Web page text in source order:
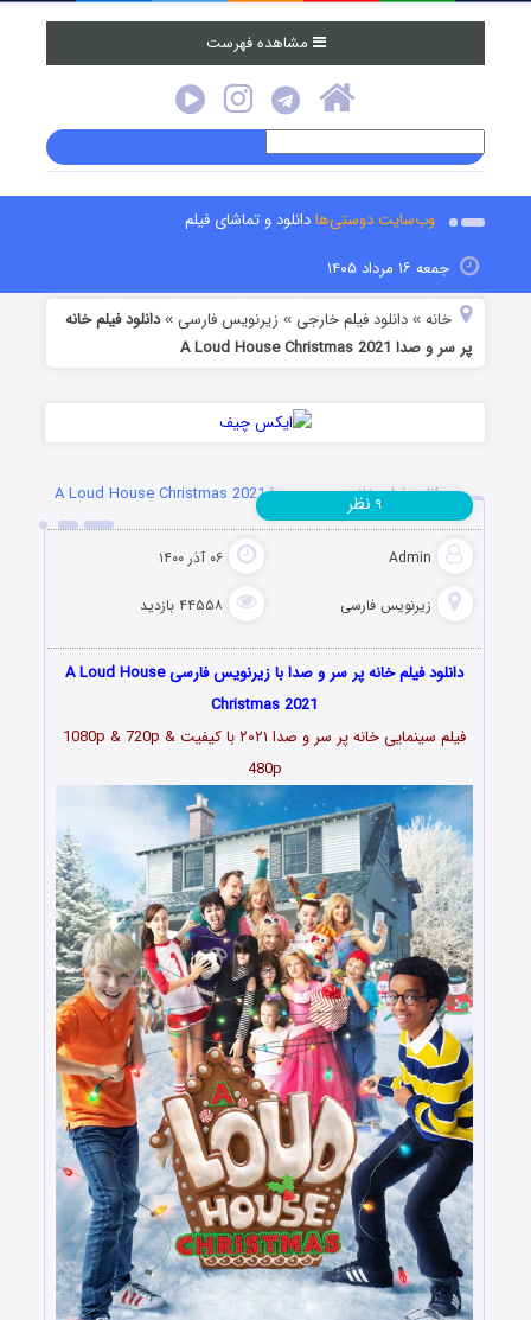
مشاهده فهرست
وب‌سایت دوستی‌هادانلود و تماشای فیلم
جمعه ۱۶ مرداد ۱۴۰۵
خانه »دانلود فیلم خارجی » زیرنویس فارسی »دانلود فیلم خانه
پر سر و صدا A Loud House Christmas 2021
دانلود فیلم خانه پر سر و صدا A Loud House Christmas 2021
Admin ۰۶ آذر ۱۴۰۰
زیرنویس فارسی ۴۴۵۵۸ بازدید
۹ نظر
دانلود فیلم خانه پر سر و صدا با زیرنویس فارسی A Loud House
Christmas 2021
فیلم سینمایی خانه پر سر و صدا ۲۰۲۱ با کیفیت 1080p & 720p &
480p